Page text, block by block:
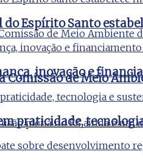
Comissão de Meio
do Espírito Santo
inovação e
praticidade,